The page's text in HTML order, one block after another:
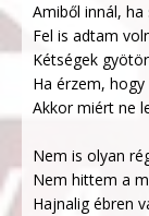
Amiből innál,
Fel is adtam
Kétségek
Ha érzem,
Akkor miért ne
Nem is olyan
Nem hittem a
Hajnalig ébren